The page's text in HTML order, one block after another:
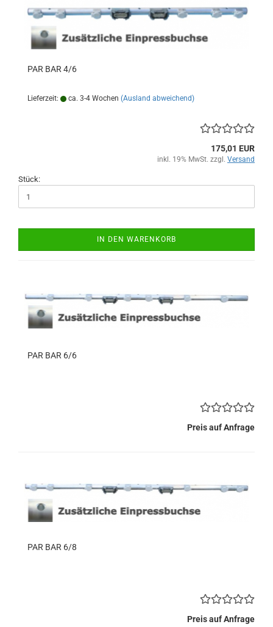
PAR BAR 4/6
Lieferzeit: ca. 3-4 Wochen (Ausland abweichend)
175,01 EUR
inkl. 19% MwSt. zzgl. Versand
Stück:
IN DEN WARENKORB
PAR BAR 6/6
Preis auf Anfrage
PAR BAR 6/8
Preis auf Anfrage